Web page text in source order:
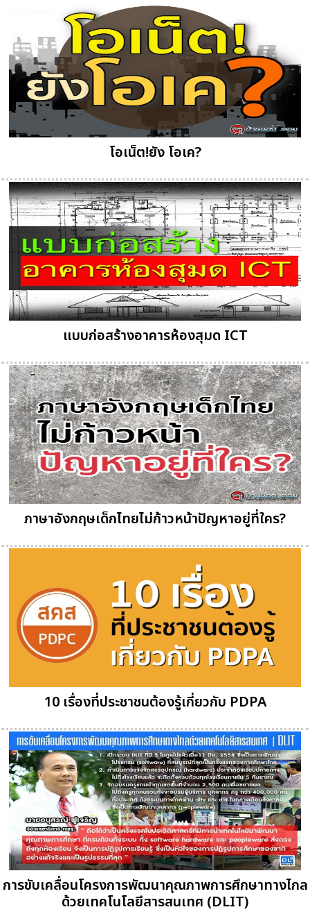
โอเน็ต!ยัง โอเค?
แบบก่อสร้างอาคารห้องสุมด ICT
ภาษาอังกฤษเด็กไทยไม่ก้าวหน้าปัญหาอยู่ที่ใคร?
10 เรื่องที่ประชาชนต้องรู้เกี่ยวกับ PDPA
การขับเคลื่อนโครงการพัฒนาคุณภาพการศึกษาทางไกล
ด้วยเทคโนโลยีสารสนเทศ (DLIT)